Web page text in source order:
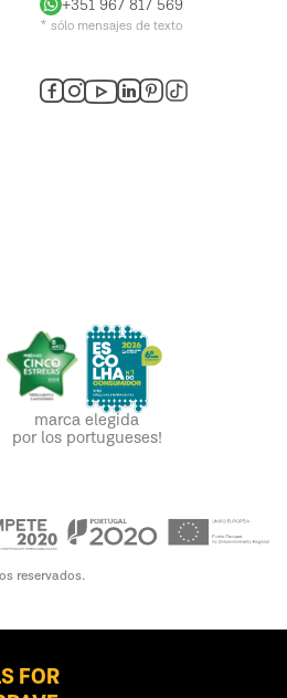
+351 967 817 569
* sólo mensajes de texto
marca elegida
por los portugueses!
reservados.
FOR